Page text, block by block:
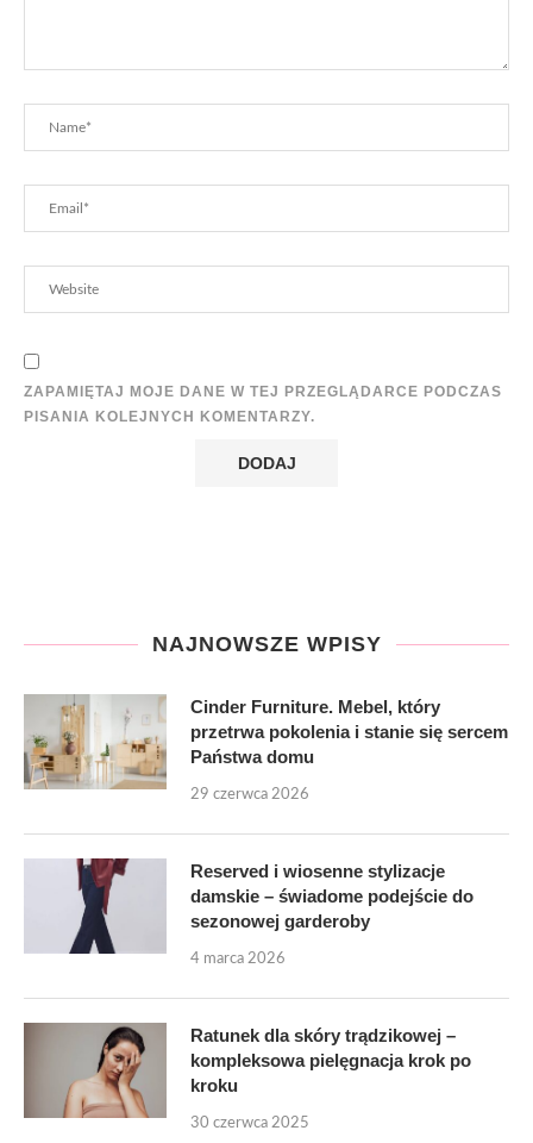
ZAPAMIĘTAJ MOJE DANE W TEJ PRZEGLĄDARCE PODCZAS
PISANIA KOLEJNYCH KOMENTARZY.
NAJNOWSZE WPISY
Cinder Furniture. Mebel, który
przetrwa pokolenia i stanie się sercem
Państwa domu
29 czerwca 2026
Reserved i wiosenne stylizacje
damskie – świadome podejście do
sezonowej garderoby
4 marca 2026
Ratunek dla skóry trądzikowej –
kompleksowa pielęgnacja krok po
kroku
30 czerwca 2025